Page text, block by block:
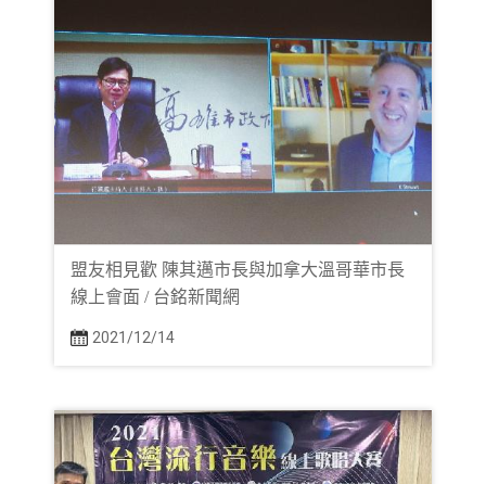
盟友相見歡 陳其邁市長與加拿大溫哥華市長
線上會面 / 台銘新聞網
2021/12/14